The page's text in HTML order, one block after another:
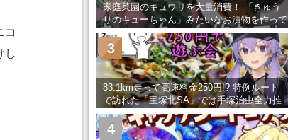
コ
し
家庭菜園のキュウリを大量消費！ 「きゅう
りのキューちゃん」みたいなお漬物を作って
みた
83.1km走って高速料金250円!? 特例ルート
で訪れた「宝塚北SA」では手塚治虫全力推
し＆関西グルメが楽しめる！
3
4